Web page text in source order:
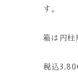
す。
箱は円柱
税込